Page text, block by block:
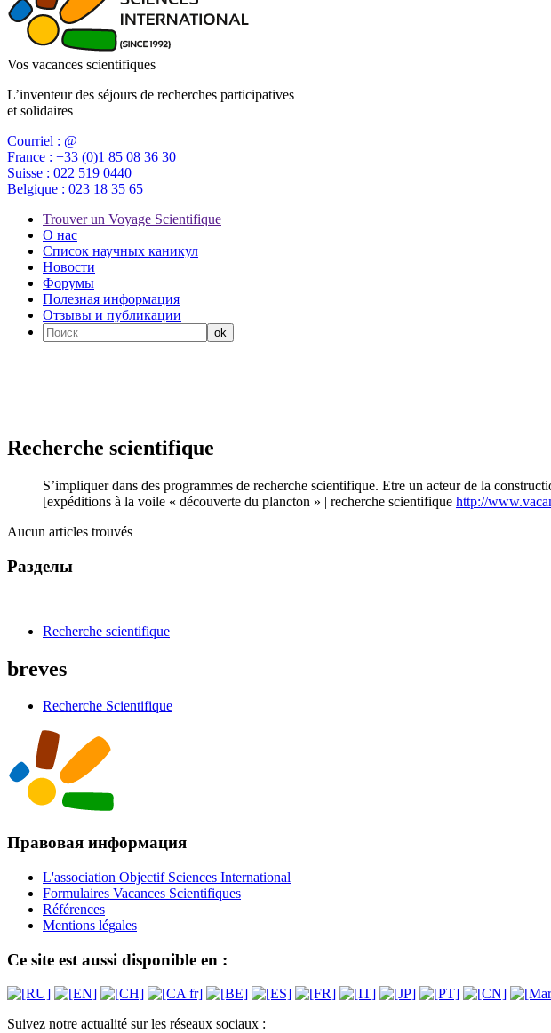
Vos vacances scientifiques
L’inventeur des séjours de recherches participatives
et solidaires
Courriel : @
France : +33 (0)1 85 08 36 30
Suisse : 022 519 0440
Belgique : 023 18 35 65
Trouver un Voyage Scientifique
О нас
Список научных каникул
Новости
Форумы
Полезная информация
Отзывы и публикации
Recherche scientifique
S’impliquer dans des programmes de recherche scientifique. Etre un acteur de la
[expéditions à la voile « découverte du plancton » | recherche scientifique http://
Aucun articles trouvés
Разделы
Recherche scientifique
breves
Recherche Scientifique
Правовая информация
L'association Objectif Sciences International
Formulaires Vacances Scientifiques
Références
Mentions légales
Ce site est aussi disponible en :
Suivez notre actualité sur les réseaux sociaux :